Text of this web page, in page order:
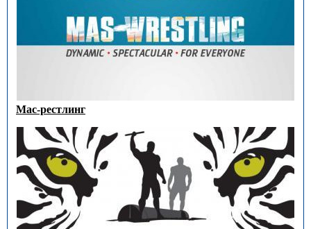
Мас-рестлинг